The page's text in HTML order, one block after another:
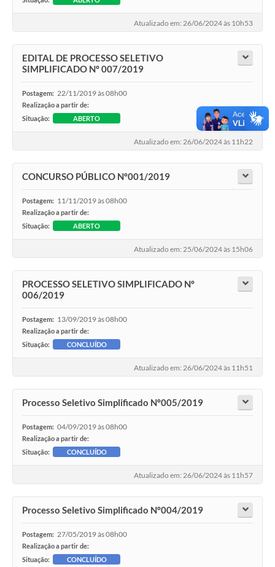
Atualizado em: 26/06/2024 às 10h53
EDITAL DE PROCESSO SELETIVO
SIMPLIFICADO Nº 007/2019
Postagem: 22/11/2019 às 08h00
Realização a partir de:
Situação:
ABERTO
Atualizado em: 26/06/2024 às 11h22
CONCURSO PÚBLICO Nº001/2019
Postagem: 11/11/2019 às 08h00
Realização a partir de:
Situação:
ABERTO
Atualizado em: 25/06/2024 às 15h06
PROCESSO SELETIVO SIMPLIFICADO Nº
006/2019
Postagem: 13/09/2019 às 08h00
Realização a partir de:
Situação:
CONCLUÍDO
Atualizado em: 26/06/2024 às 11h51
Processo Seletivo Simplificado Nº005/2019
Postagem: 04/09/2019 às 08h00
Realização a partir de:
Situação:
CONCLUÍDO
Atualizado em: 26/06/2024 às 11h57
Processo Seletivo Simplificado Nº004/2019
Postagem: 27/05/2019 às 08h00
Realização a partir de:
Situação:
CONCLUÍDO